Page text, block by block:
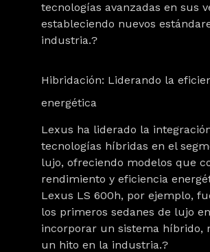
tecnologías avanzadas en sus
estableciendo nuevos
industria.?
Hibridación: Liderando la
energética
Lexus ha liderado la
tecnologías híbridas en el
lujo, ofreciendo modelos que
rendimiento y eficiencia
Lexus LS 600h, por ejemplo,
los primeros sedanes de lujo en
incorporar un sistema híbrido,
un hito en la industria.?